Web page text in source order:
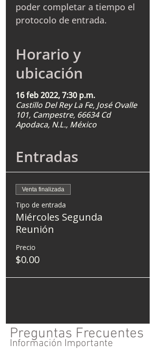
poder completar a tiempo el
protocolo de entrada.
Horario y
ubicación
16 feb 2022, 7:30 p.m.
Castillo Del Rey La Fe, José Ovalle
101, Campestre, 66634 Cd
Apodaca, N.L., México
Entradas
Venta finalizada
Tipo de entrada
Miércoles Segunda
Reunión
Precio
$0.00
Preguntas Frecuentes
Información Importante